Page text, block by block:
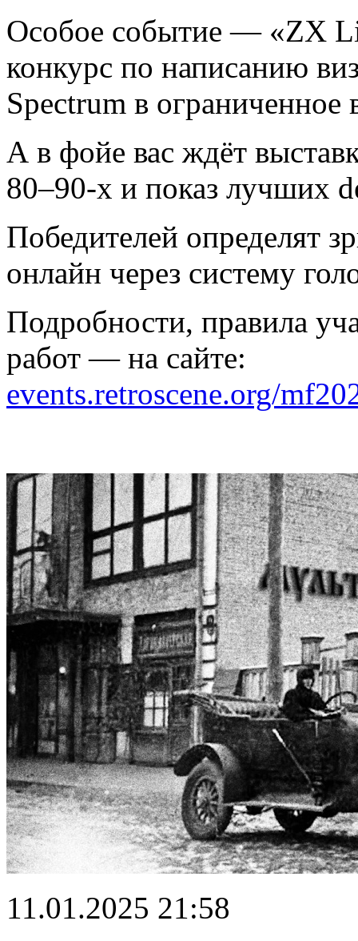
Особое событие — «ZX
конкурс по написанию
Spectrum в
А в фойе вас ждёт
80–90-х и показ лучших
Победителей определят
онлайн через систему
Подробности, правила
работ — на сайте:
events.retroscene.org/
11.01.2025 21:58